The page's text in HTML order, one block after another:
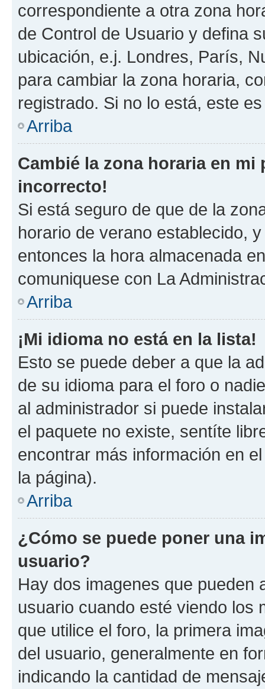
correspondiente a otra zona
de Control de Usuario y defina
ubicación, e.j. Londres, París,
para cambiar la zona horaria,
registrado. Si no lo está, este
Arriba
Cambié la zona horaria en
incorrecto!
Si está seguro de que de la
horario de verano establecido,
entonces la hora almacenada
comuniquese con La
Arriba
¡Mi idioma no está en la lista!
Esto se puede deber a que la
de su idioma para el foro o
al administrador si puede
el paquete no existe, sentíte
encontrar más información en
la página).
Arriba
¿Cómo se puede poner una
usuario?
Hay dos imagenes que pueden
usuario cuando esté viendo los
que utilice el foro, la primera
del usuario, generalmente en
indicando la cantidad de